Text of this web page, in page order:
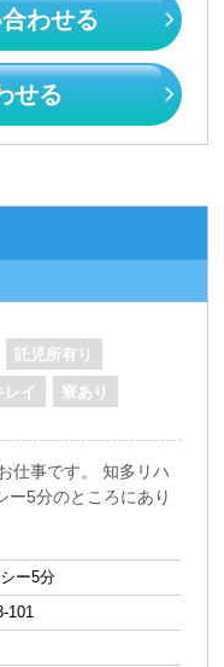
わせる
せる
託児所有り
レイ 寮あり
仕事です。 知多リハ
ー5分のところにあり
ー5分
101